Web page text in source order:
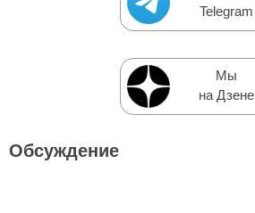
Telegram
Мы
на Дзене
Обсуждение